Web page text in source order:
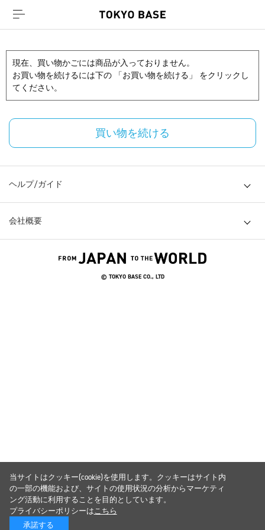
現在、買い物かごには商品が入っておりません。
お買い物を続けるには下の 「お買い物を続ける」 をクリックし
てください。
買い物を続ける
ヘルプ/ガイド
会社概要
© TOKYO BASE CO., LTD
当サイトはクッキー(cookie)を使用します。クッキーはサイト内
の一部の機能および、サイトの使用状況の分析からマーケティ
ング活動に利用することを目的としています。
プライバシーポリシーはこちら
承諾する